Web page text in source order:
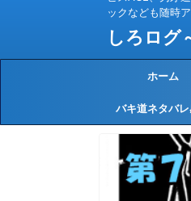
ックなども随時
しろログ
ホーム
バキ道ネタバ